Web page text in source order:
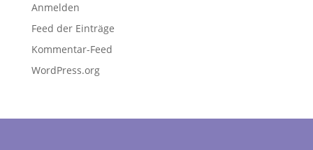
Anmelden
Feed der Einträge
Kommentar-Feed
WordPress.org